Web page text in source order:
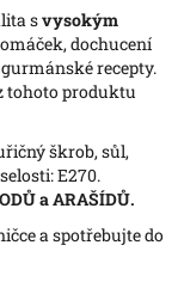
svysokým
dochucení
recepty.
tohoto produktu
škrob, sůl,
E270.
a ARAŠÍDŮ.
a spotřebujte do